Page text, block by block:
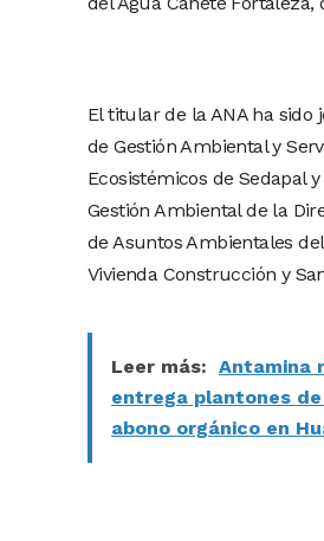
El titular de la ANA ha sido
de Gestión Ambiental y
Ecosistémicos de Sedapal
Gestión Ambiental de la
de Asuntos Ambientales
Vivienda Construcción y
Leer más: Antamina
entrega plantones
abono orgánico en